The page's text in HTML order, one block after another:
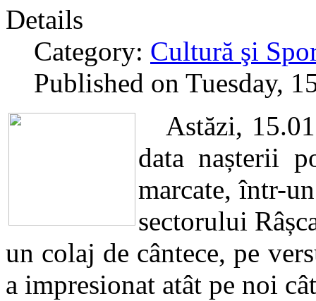
Details
Category: Cultură şi
Published on Tuesday,
Astăzi,
data nașterii
marcate, într-
sectorului
un colaj de cântece, pe
a impresionat atât pe noi